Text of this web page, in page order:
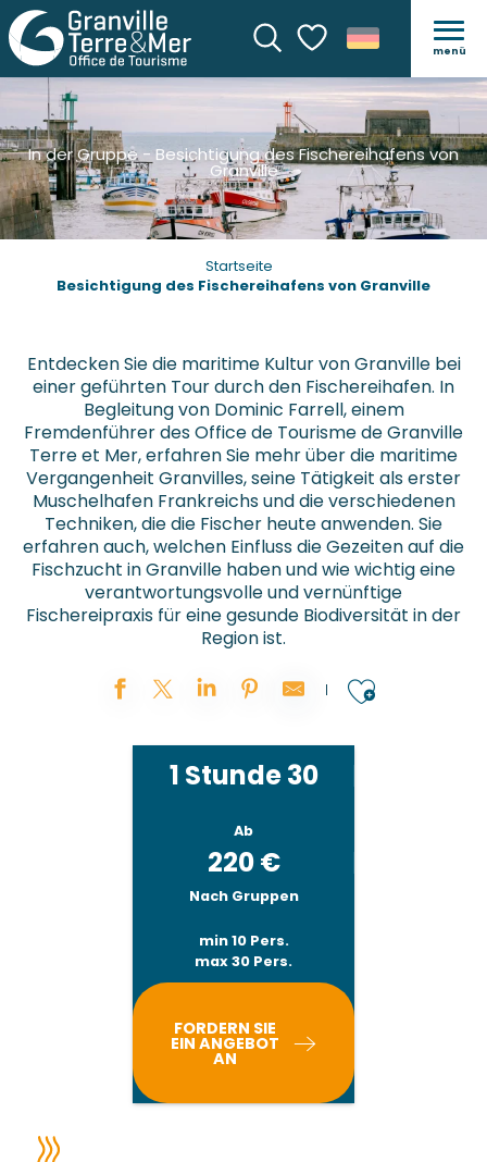
SucheVoir les favoris
menü
In der Gruppe - Besichtigung des Fischereihafens von
Granville
Startseite
Besichtigung des Fischereihafens von Granville
Entdecken Sie die maritime Kultur von Granville bei
einer geführten Tour durch den Fischereihafen. In
Begleitung von Dominic Farrell, einem
Fremdenführer des Office de Tourisme de Granville
Terre et Mer, erfahren Sie mehr über die maritime
Vergangenheit Granvilles, seine Tätigkeit als erster
Muschelhafen Frankreichs und die verschiedenen
Techniken, die die Fischer heute anwenden. Sie
erfahren auch, welchen Einfluss die Gezeiten auf die
Fischzucht in Granville haben und wie wichtig eine
verantwortungsvolle und vernünftige
Fischereipraxis für eine gesunde Biodiversität in der
Region ist.
1 Stunde 30
Ab
220€
Nach Gruppen
min 10 Pers.
max 30 Pers.
FORDERN SIE
EIN ANGEBOT
AN